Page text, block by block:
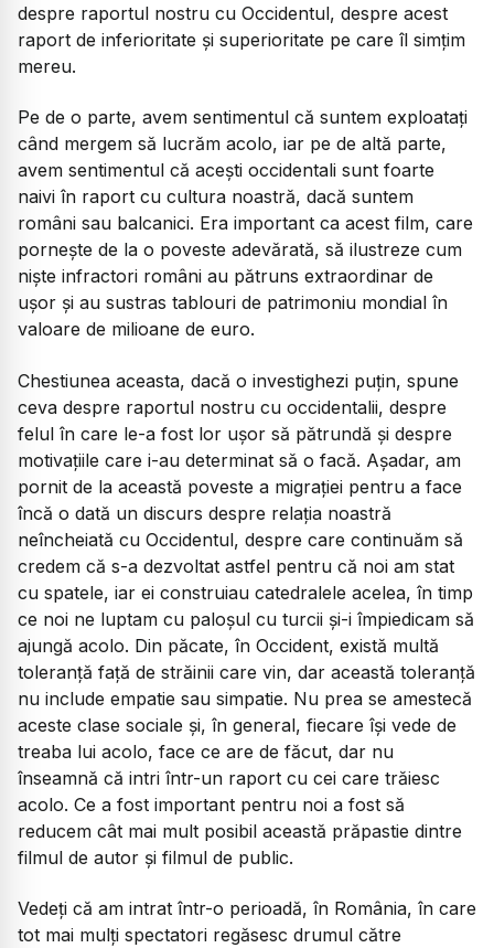
despre raportul nostru cu Occidentul, despre acest
raport de inferioritate și superioritate pe care îl simțim
mereu.
Pe de o parte, avem sentimentul că suntem exploatați
când mergem să lucrăm acolo, iar pe de altă parte,
avem sentimentul că acești occidentali sunt foarte
naivi în raport cu cultura noastră, dacă suntem
români sau balcanici. Era important ca acest film, care
pornește de la o poveste adevărată, să ilustreze cum
niște infractori români au pătruns extraordinar de
ușor și au sustras tablouri de patrimoniu mondial în
valoare de milioane de euro.
Chestiunea aceasta, dacă o investighezi puțin, spune
ceva despre raportul nostru cu occidentalii, despre
felul în care le-a fost lor ușor să pătrundă și despre
motivațiile care i-au determinat să o facă. Așadar, am
pornit de la această poveste a migrației pentru a face
încă o dată un discurs despre relația noastră
neîncheiată cu Occidentul, despre care continuăm să
credem că s-a dezvoltat astfel pentru că noi am stat
cu spatele, iar ei construiau catedralele acelea, în timp
ce noi ne luptam cu paloșul cu turcii și-i împiedicam să
ajungă acolo. Din păcate, în Occident, există multă
toleranță față de străinii care vin, dar această toleranță
nu include empatie sau simpatie. Nu prea se amestecă
aceste clase sociale și, în general, fiecare își vede de
treaba lui acolo, face ce are de făcut, dar nu
înseamnă că intri într-un raport cu cei care trăiesc
acolo. Ce a fost important pentru noi a fost să
reducem cât mai mult posibil această prăpastie dintre
filmul de autor și filmul de public.
Vedeți că am intrat într-o perioadă, în România, în care
tot mai mulți spectatori regăsesc drumul către